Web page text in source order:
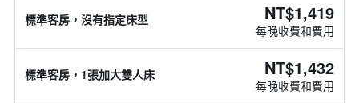
標準客房，沒有指定床型 NT$1,419
每晚收費和費用
標準客房，1張加大雙人床 NT$1,432
每晚收費和費用